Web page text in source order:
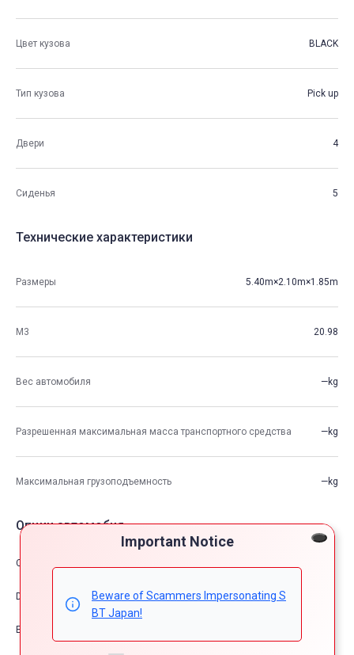
Important Notice
Beware of Scammers Impersonating S
BT Japan!
Цвет кузова BLACK
Тип кузова Pick up
Двери 4
Сиденья 5
Технические характеристики
Размеры 5.40m×2.10m×1.85m
М3 20.98
Вес автомобиля —kg
Разрешенная максимальная масса транспортного средства —kg
Максимальная грузоподъемность —kg
Опции автомобия
Comfort & Convenience
Dress Up
Exterior